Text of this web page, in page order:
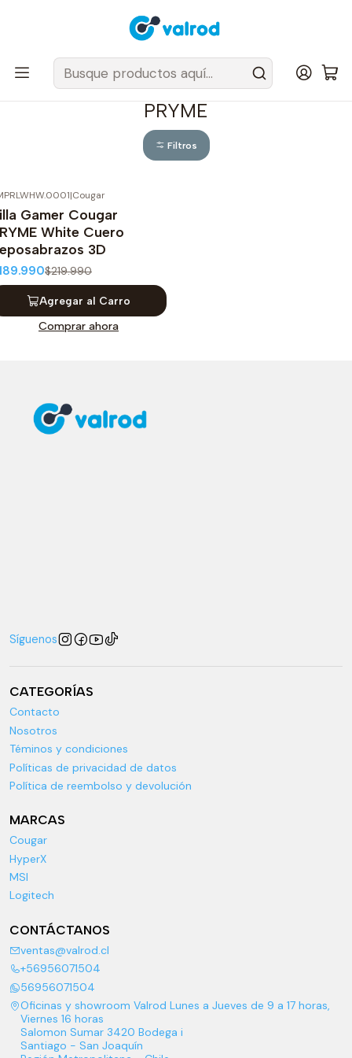
Despacho Gratis en tus sillas Cougar en el Gran Santiago
Inicio Sillas y Sofas Sillas PRYME
PRYME
Filtros
OFF
|Cougar
Gamer Cougar
White Cuero
3D
$219.990
Agregar al Carro
Comprar ahora
Síguenos
CATEGORÍAS
Contacto
Nosotros
Téminos y condiciones
Políticas de privacidad de datos
Política de reembolso y devolución
MARCAS
Cougar
HyperX
MSI
Logitech
CONTÁCTANOS
ventas@valrod.cl
+56956071504
56956071504
Oficinas y showroom Valrod Lunes a Jueves de 9 a 17 horas,
Viernes 16 horas
Salomon Sumar 3420 Bodega i
Santiago - San Joaquín